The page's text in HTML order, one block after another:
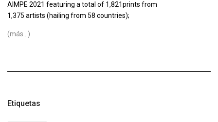
AIMPE 2021 featuring a total of 1,821prints from
1,375 artists (hailing from 58 countries);
(más…)
Etiquetas